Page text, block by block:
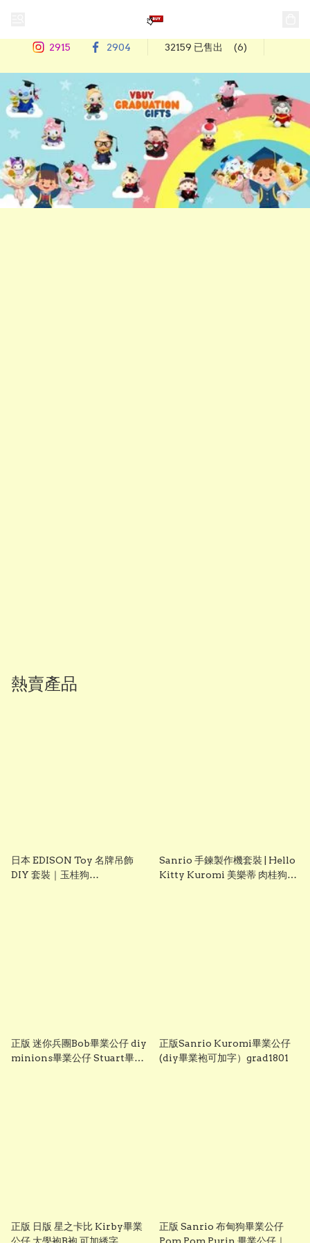
2915 2904 32159 已售出 (6)
熱賣產品
日本 EDISON Toy 名牌吊飾
DIY 套裝｜玉桂狗
Sanrio 手鍊製作機套裝 | Hello
Kitty Kuromi 美樂蒂 肉桂狗
正版 迷你兵團Bob畢業公仔 diy
minions畢業公仔 Stuart畢業
正版Sanrio Kuromi畢業公仔
(diy畢業袍可加字）grad1801
正版 日版 星之卡比 Kirby畢業
正版 Sanrio 布甸狗畢業公仔